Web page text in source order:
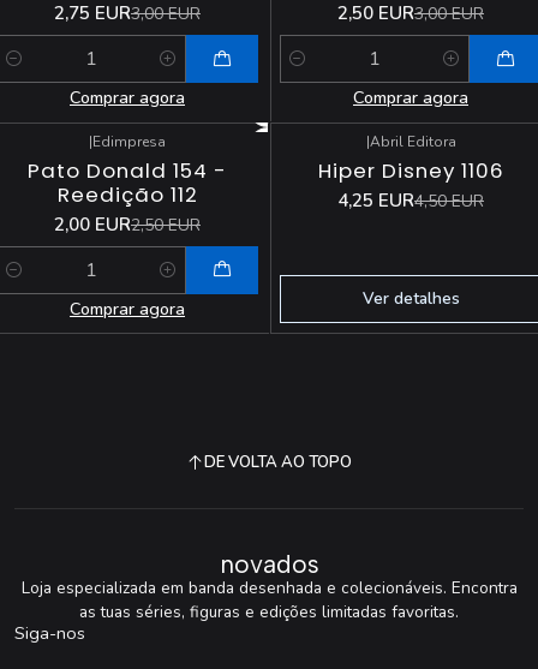
2,75 EUR3,00 EUR
Comprar agora
2,50 EUR3,00 EUR
Quantidade
Comprar agora
DESCONTO
|Edimpresa
Pato Donald 154 -
Reedição 112
2,00 EUR2,50 EUR
Comprar agora
DESCONTO
Esgotado
|Abril Editora
Hiper Disney 1106
4,25 EUR4,50 EUR
Ver detalhes
DE VOLTA AO TOPO
novados
Loja especializada em banda desenhada e colecionáveis. Encontra
as tuas séries, figuras e edições limitadas favoritas.
Siga-nos